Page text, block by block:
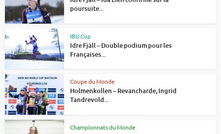
poursuite...
IBU Cup
Idre Fjäll – Double podium pour les
Françaises...
Coupe du Monde
Holmenkollen – Revancharde, Ingrid
Tandrevold...
Championnats du Monde